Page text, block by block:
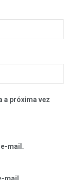
a próxima vez
mail.
mail.